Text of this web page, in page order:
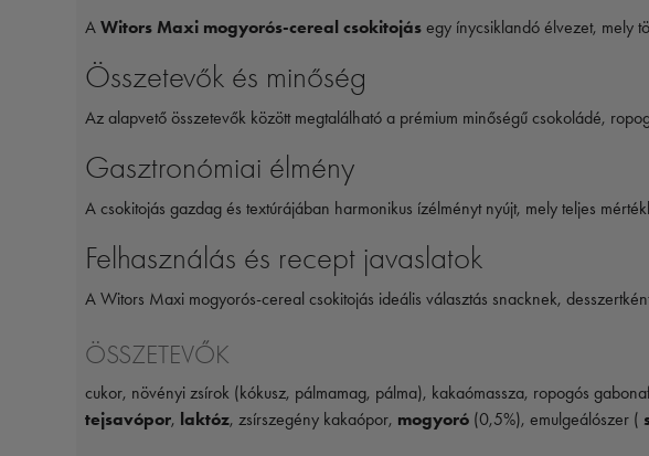
A Witors Maxi mogyorós-cereal csokitojás egy ínycsiklandó élvezet, mely
Összetevők és minőség
Az alapvető összetevők között megtalálható a prémium minőségű csokoládé,
Gasztronómiai élmény
A csokitojás gazdag és textúrájában harmonikus ízélményt nyújt, mely teljes
Felhasználás és recept javaslatok
A Witors Maxi mogyorós-cereal csokitojás ideális választás snacknek,
ÖSSZETEVŐK
cukor, növényi zsírok (kókusz, pálmamag, pálma), kakaómassza, ropogós
tejsavópor, laktóz, zsírszegény kakaópor, mogyoró (0,5%), emulgeálószer (